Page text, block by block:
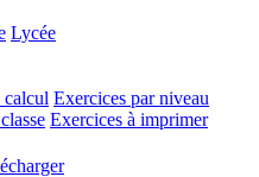
Lycée
calcul Exercices par niveau
Exercices à imprimer